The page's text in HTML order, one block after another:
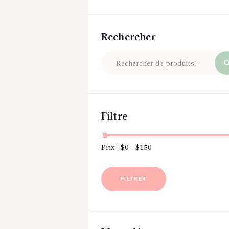
Rechercher
Filtre
FILTRER
Prix : $0 - $150